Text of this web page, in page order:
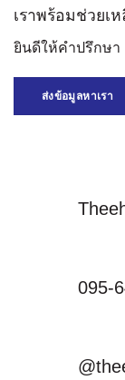
เราพร้อมช่วยเ
ยินดีให้คำปรึกษา
ส่งข้อมูลหาเรา
095-